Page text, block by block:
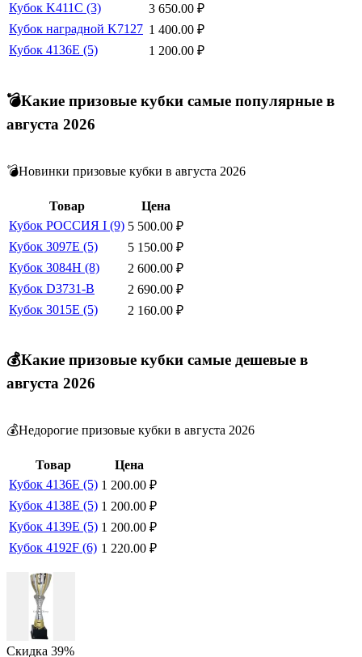
Кубок K411C (3)
3 650.00 ₽
Кубок наградной K7127 1 400.00 ₽
Кубок 4136E (5)
1 200.00 ₽
💣Какие призовые кубки самые популярные в
августа 2026
💣Новинки призовые кубки в августа 2026
Товар
Цена
Кубок РОССИЯ I (9) 5 500.00 ₽
Кубок 3097E (5)
5 150.00 ₽
Кубок 3084H (8)
2 600.00 ₽
Кубок D3731-B
2 690.00 ₽
Кубок 3015E (5)
2 160.00 ₽
💰Какие призовые кубки самые дешевые в
августа 2026
💰Недорогие призовые кубки в августа 2026
Товар
Цена
Кубок 4136E (5) 1 200.00 ₽
Кубок 4138E (5) 1 200.00 ₽
Кубок 4139E (5) 1 200.00 ₽
Кубок 4192F (6) 1 220.00 ₽
Скидка 39%